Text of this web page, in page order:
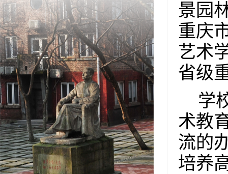
景园
重庆
艺术
省级
学
术教
流的
培养